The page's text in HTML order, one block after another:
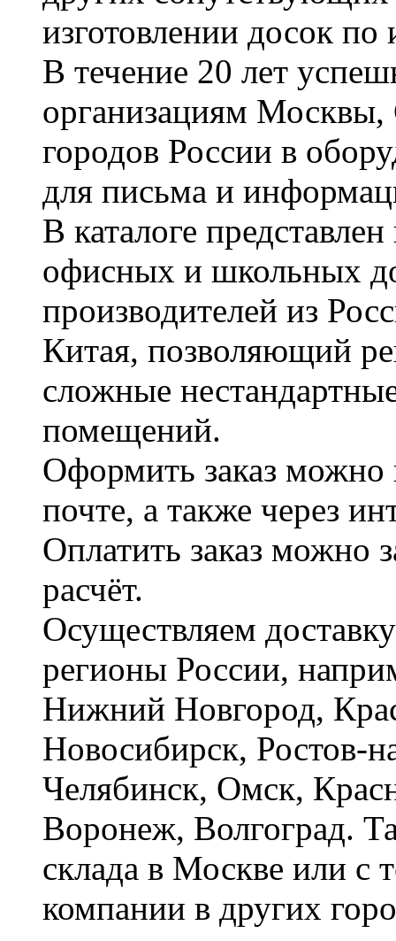
изготовлении досок по
В течение 20 лет
организациям Москвы,
городов России в
для письма и
В каталоге
офисных и школьных
производителей из
Китая, позволяющий
сложные
помещений.
Оформить заказ можно
почте, а также через
Оплатить заказ можно
расчёт.
Осуществляем
регионы России,
Нижний Новгород,
Новосибирск, Ростов-
Челябинск, Омск,
Воронеж, Волгоград.
склада в Москве или с
компании в других